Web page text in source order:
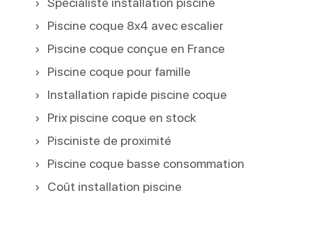
Piscine coque 8x4 avec escalier
Piscine coque conçue en France
Piscine coque pour famille
Installation rapide piscine coque
Prix piscine coque en stock
Pisciniste de proximité
Piscine coque basse consommation
Coût installation piscine